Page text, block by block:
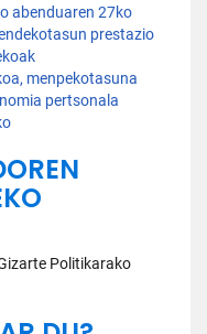
abenduaren 27ko
prestazio
menpekotasuna
pertsonala
Politikarako